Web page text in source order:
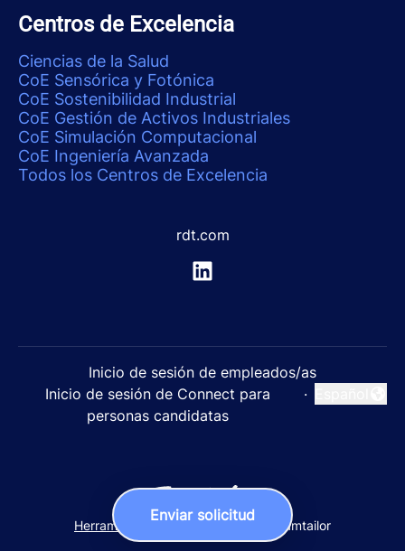
Enviar solicitud
Centros de Excelencia
Ciencias de la Salud
CoE Sensórica y Fotónica
CoE Sostenibilidad Industrial
CoE Gestión de Activos Industriales
CoE Simulación Computacional
CoE Ingeniería Avanzada
Todos los Centros de Excelencia
rdt.com
Inicio de sesión de empleados/as
Inicio de sesión de Connect para
personas candidatas
·
Cambiar
Herramientas de seguimientode Teamtailor